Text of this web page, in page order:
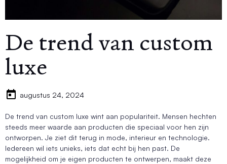
De trend van custom
luxe
augustus 24, 2024
De trend van custom luxe wint aan populariteit. Mensen hechten
steeds meer waarde aan producten die speciaal voor hen zijn
ontworpen. Je ziet dit terug in mode, interieur en technologie.
Iedereen wil iets unieks, iets dat echt bij hen past. De
mogelijkheid om je eigen producten te ontwerpen, maakt deze